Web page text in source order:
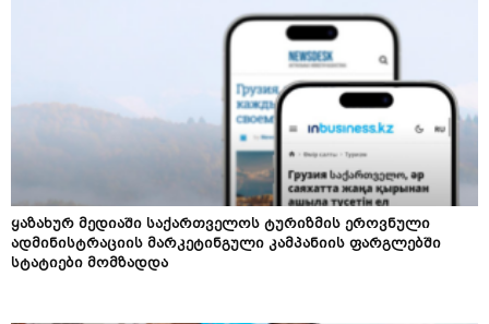
ყაზახურ მედიაში საქართველოს ტურიზმის ეროვნული
ადმინისტრაციის მარკეტინგული კამპანიის ფარგლებში
სტატიები მომზადდა